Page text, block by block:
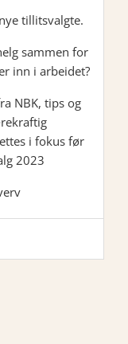
tillitsvalgte.
sammen for
inn i arbeidet?
NBK, tips og
i fokus før
2023